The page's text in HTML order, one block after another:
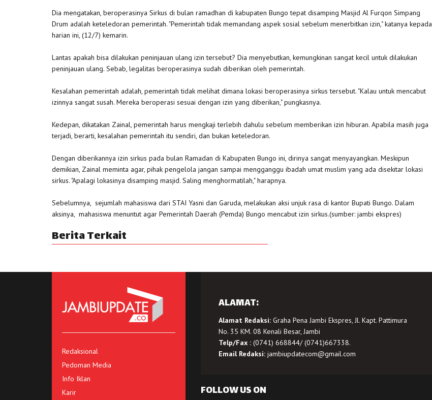
Dia mengatakan, beroperasinya Sirkus di bulan ramadhan di kabupaten Bungo tepat disamping Masjid Al Furqon Simpang
Drum adalah keteledoran pemerintah. "Pemerintah tidak memandang aspek sosial sebelum menerbitkan izin," katanya kepada
harian ini, (12/7) kemarin.
Lantas apakah bisa dilakukan peninjauan ulang izin tersebut? Dia menyebutkan, kemungkinan sangat kecil untuk dilakukan
peninjauan ulang. Sebab, legalitas beroperasinya sudah diberikan oleh pemerintah.
Kesalahan pemerintah adalah, pemerintah tidak melihat dimana lokasi beroperasinya sirkus tersebut. "Kalau untuk mencabut
izinnya sangat susah. Mereka beroperasi sesuai dengan izin yang diberikan," pungkasnya.
Kedepan, dikatakan Zainal, pemerintah harus mengkaji terlebih dahulu sebelum memberikan izin hiburan. Apabila masih juga
terjadi, berarti, kesalahan pemerintah itu sendiri, dan bukan keteledoran.
Dengan diberikannya izin sirkus pada bulan Ramadan di Kabupaten Bungo ini, dirinya sangat menyayangkan. Meskipun
demikian, Zainal meminta agar, pihak pengelola jangan sampai mengganggu ibadah umat muslim yang ada disekitar lokasi
sirkus. "Apalagi lokasinya disamping masjid. Saling menghormatilah," harapnya.
Sebelumnya, sejumlah mahasiswa dari STAI Yasni dan Garuda, melakukan aksi unjuk rasa di kantor Bupati Bungo. Dalam
aksinya, mahasiswa menuntut agar Pemerintah Daerah (Pemda) Bungo mencabut izin sirkus.(sumber: jambi ekspres)
Berita Terkait
Redaksional
Pedoman Media
Info Iklan
Karir
ALAMAT:
Alamat Redaksi:Graha Pena Jambi Ekspres, Jl. Kapt. Pattimura
No. 35 KM. 08 Kenali Besar, Jambi
Telp/Fax :(0741) 668844/ (0741)667338.
Email Redaksi: jambiupdatecom@gmail.com
FOLLOW US ON